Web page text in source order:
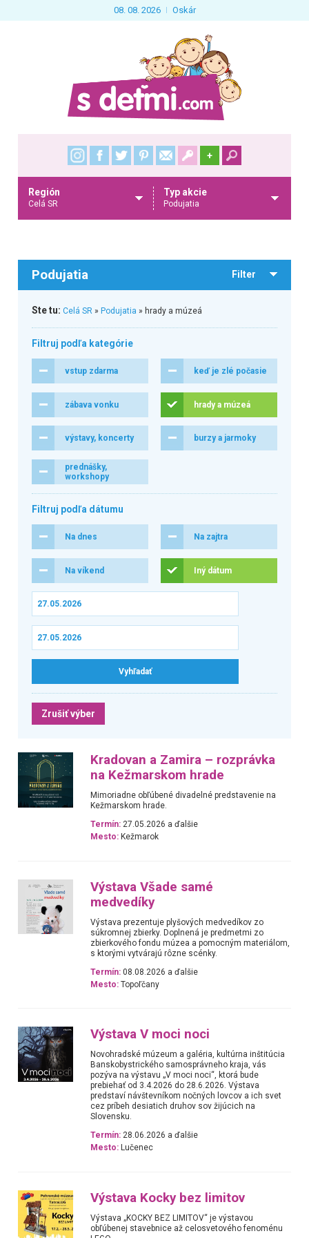
08. 08. 2026 Oskár
+
Región
Celá SR
Typ akcie
Podujatia
Podujatia Filter
Ste tu: Celá SR» Podujatia » hrady a múzeá
Filtruj podľa kategórie
vstup zdarma keď je zlé počasie
zábava vonku hrady a múzeá
výstavy, koncerty burzy a jarmoky
prednášky,
workshopy
Filtruj podľa dátumu
Na dnes Na zajtra
Na víkend Iný dátum
Zrušiť výber
Kradovan a Zamira – rozprávka
na Kežmarskom hrade
Mimoriadne obľúbené divadelné predstavenie na
Kežmarskom hrade.
Termín: 27.05.2026 a ďalšie
Mesto: Kežmarok
Výstava Všade samé
medvedíky
Výstava prezentuje plyšových medvedíkov zo
súkromnej zbierky. Doplnená je predmetmi zo
zbierkového fondu múzea a pomocným materiálom,
s ktorými vytvárajú rôzne scénky.
Termín: 08.08.2026 a ďalšie
Mesto: Topoľčany
Výstava V moci noci
Novohradské múzeum a galéria, kultúrna inštitúcia
Banskobystrického samosprávneho kraja, vás
pozýva na výstavu „V moci noci“, ktorá bude
prebiehať od 3.4.2026 do 28.6.2026. Výstava
predstaví návštevníkom nočných lovcov a ich svet
cez príbeh desiatich druhov sov žijúcich na
Slovensku.
Termín: 28.06.2026 a ďalšie
Mesto: Lučenec
Výstava Kocky bez limitov
Výstava „KOCKY BEZ LIMITOV“ je výstavou
obľúbenej stavebnice až celosvetového fenoménu